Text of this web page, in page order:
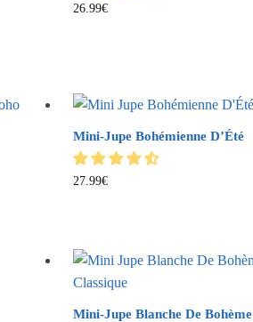
26.99€
Mini-Jupe Bohémienne D’Été
27.99€
Mini-Jupe Blanche De Bohème